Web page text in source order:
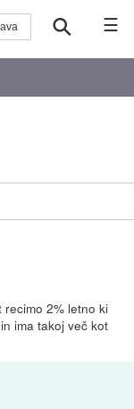
☰
2% letno ki
ima takoj več kot